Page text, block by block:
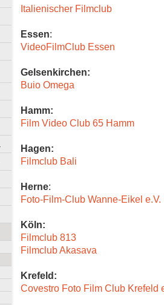
Italienischer Filmclub
Essen:
VideoFilmClub Essen
Gelsenkirchen:
Buio Omega
Hamm:
Film Video Club 65 Hamm
Hagen:
Filmclub Bali
Herne:
Foto-Film-Club Wanne-Eikel e.V.
Köln:
Filmclub 813
Filmclub Akasava
Krefeld:
Covestro Foto Film Club Krefeld